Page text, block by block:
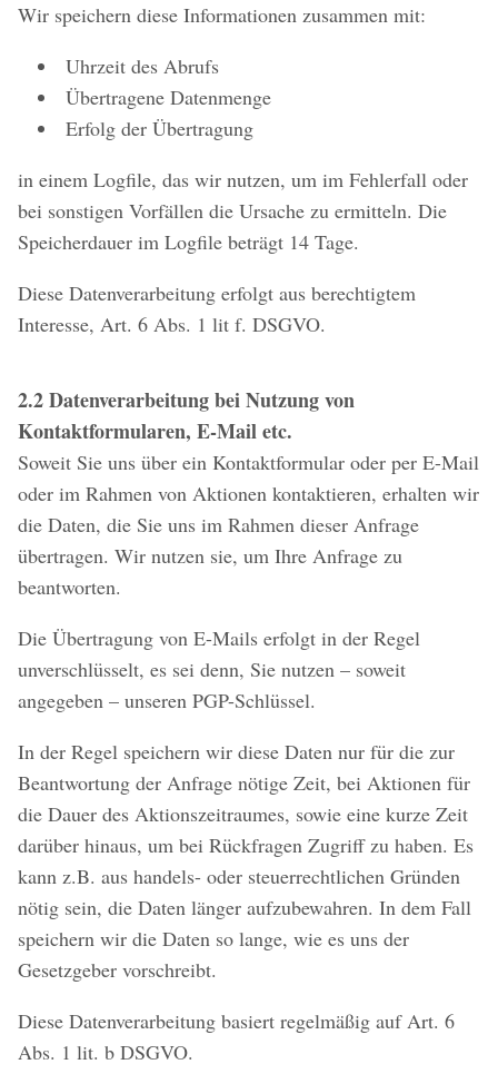
Wir speichern diese Informationen zusammen mit:
Uhrzeit des Abrufs
Übertragene Datenmenge
Erfolg der Übertragung
in einem Logfile, das wir nutzen, um im Fehlerfall oder
bei sonstigen Vorfällen die Ursache zu ermitteln. Die
Speicherdauer im Logfile beträgt 14 Tage.
Diese Datenverarbeitung erfolgt aus berechtigtem
Interesse, Art. 6 Abs. 1 lit f. DSGVO.
2.2 Datenverarbeitung bei Nutzung von
Kontaktformularen, E-Mail etc.
Soweit Sie uns über ein Kontaktformular oder per E-Mail
oder im Rahmen von Aktionen kontaktieren, erhalten wir
die Daten, die Sie uns im Rahmen dieser Anfrage
übertragen. Wir nutzen sie, um Ihre Anfrage zu
beantworten.
Die Übertragung von E-Mails erfolgt in der Regel
unverschlüsselt, es sei denn, Sie nutzen – soweit
angegeben – unseren PGP-Schlüssel.
In der Regel speichern wir diese Daten nur für die zur
Beantwortung der Anfrage nötige Zeit, bei Aktionen für
die Dauer des Aktionszeitraumes, sowie eine kurze Zeit
darüber hinaus, um bei Rückfragen Zugriff zu haben. Es
kann z.B. aus handels- oder steuerrechtlichen Gründen
nötig sein, die Daten länger aufzubewahren. In dem Fall
speichern wir die Daten so lange, wie es uns der
Gesetzgeber vorschreibt.
Diese Datenverarbeitung basiert regelmäßig auf Art. 6
Abs. 1 lit. b DSGVO.